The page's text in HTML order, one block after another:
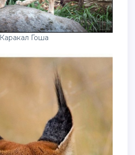
Каракал Гоша